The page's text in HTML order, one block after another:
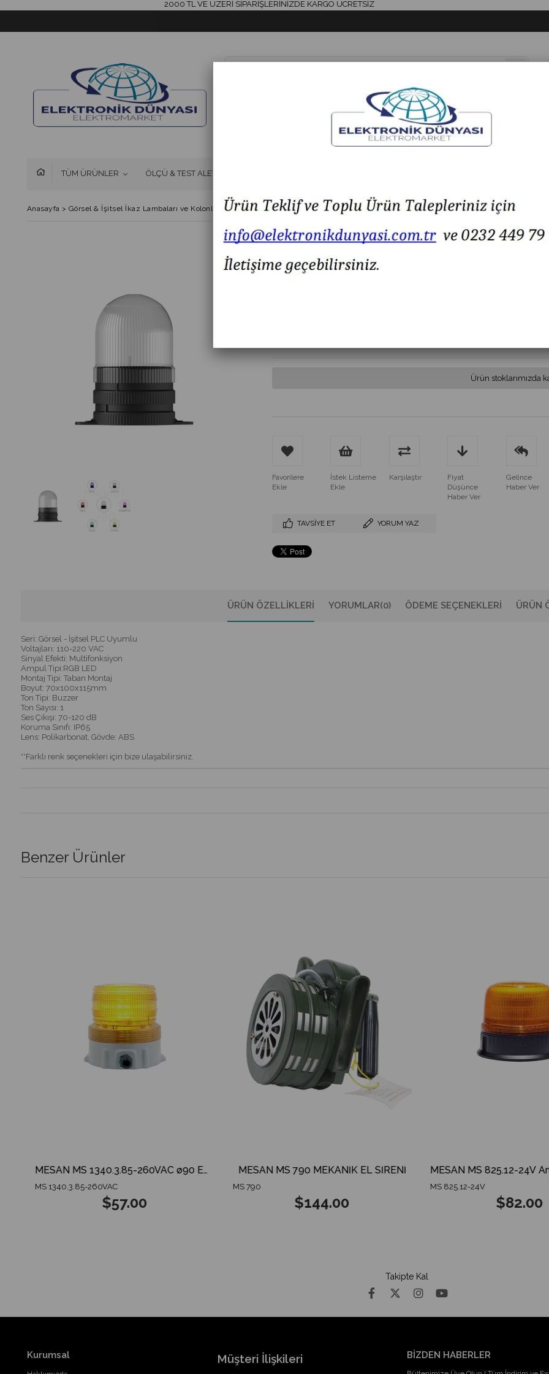
2000 TL VE ÜZERİ SİPARİŞLERİNİZDE KARGO ÜCRETSİZ
TÜM ÜRÜNLER ÖLÇÜ & TEST ALETLERİ
Anasayfa > Görsel & İşitsel İkaz Lambaları ve Kolonlar > MESAN MS 294.110-220VAC Ø70 RGB LED KONTAK TİP BUZZER TABAN MONTAJ
MESAN MS 294.110-220VAC Ø70 RGB LED
Ürün stoklarımızda
Favorilere
Ekle
İstek Listeme
Ekle
Karşılaştır
Fiyat
Düşünce
Haber Ver
Gelince
Haber Ver
TAVSIYE ET YORUM YAZ
ÜRÜN ÖZELLIKLERI YORUMLAR(0) ÖDEME SEÇENEKLERI ÜRÜN
Seri: Görsel - İşitsel PLC Uyumlu
Voltajları: 110-220 VAC
Sinyal Efekti: Multifonksiyon
Ampul Tipi:RGB LED
Montaj Tipi: Taban Montaj
Boyut: 70x100x115mm
Ton Tipi: Buzzer
Ton Sayısı: 1
Ses Çıkışı: 70-120 dB
Koruma Sınıfı: IP65
Lens: Polikarbonat, Gövde: ABS
**Farklı renk seçenekleri için bize ulaşabilirsiniz.
Benzer Ürünler
MESAN MS 1340.3.85-260VAC ø90 ENDÜSTRİYEL İKAZ LAMBA TABAN MONTAJ
MS 1340.3.85-260VAC
$57.00
MESAN MS 790 MEKANİK EL SİRENİ
MS 790
$144.00
MS 825.12-24V
$82.00
Takipte Kal
Kurumsal Müşteri İlişkileri BİZDEN HABERLER